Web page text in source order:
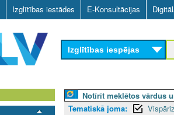
Skip
to
main
content
Izglītības iestādes E-Konsultācijas
Izglītības iespējas
Notīrīt meklētos vārdus
Tematiskā joma: